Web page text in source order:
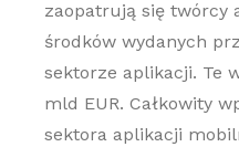
zaopatrują się twórcy
środków wydanych
sektorze aplikacji. Te
mld EUR. Całkowity
sektora aplikacji